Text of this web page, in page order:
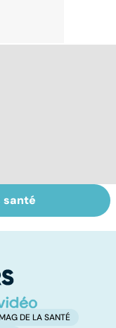
: les
en
santé
DE LA SANTÉ